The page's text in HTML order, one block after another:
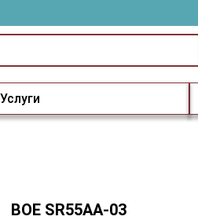
Услуги
BOE SR55AA-03